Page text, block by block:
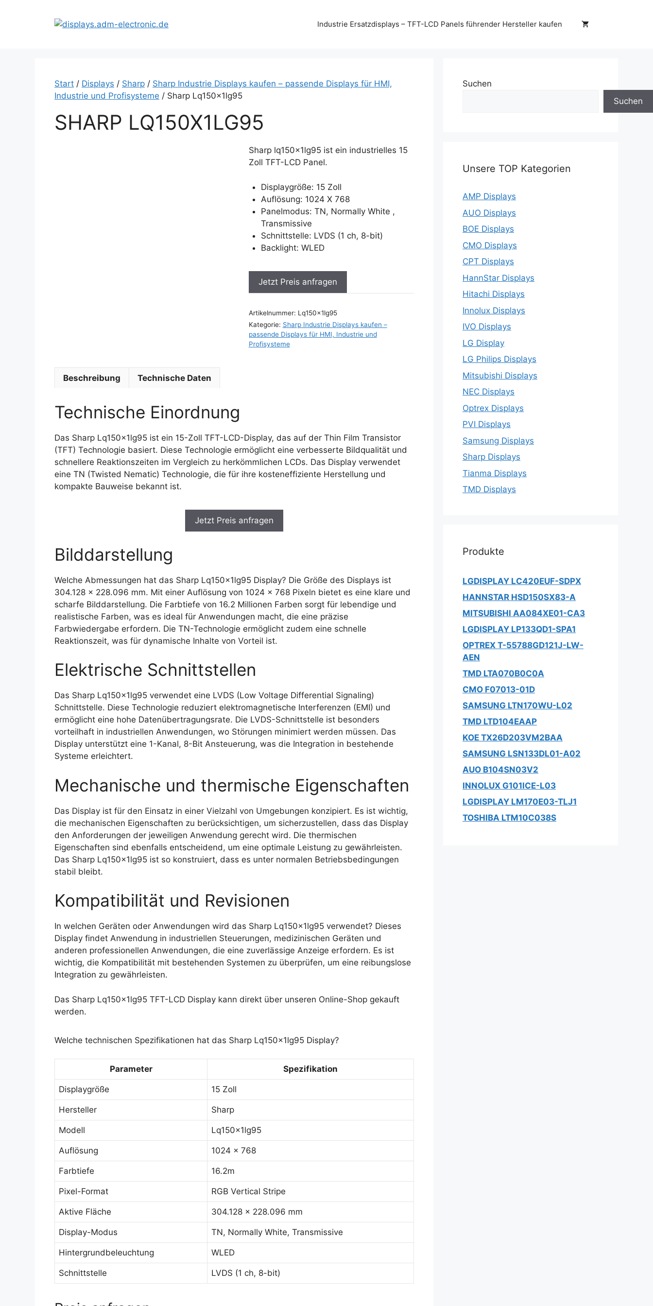
Industrie Ersatzdisplays – TFT-LCD Panels führender Hersteller kaufen
Start / Displays / Sharp / Sharp Industrie Displays kaufen – passende Displays für HMI,
Industrie und Profisysteme / Sharp Lq150x1lg95
SHARP LQ150X1LG95
Sharp lq150x1lg95 ist ein industrielles 15
Zoll TFT-LCD Panel.
Displaygröße: 15 Zoll
Auflösung: 1024 X 768
Panelmodus: TN, Normally White ,
Transmissive
Schnittstelle: LVDS (1 ch, 8-bit)
Backlight: WLED
Jetzt Preis anfragen
Artikelnummer: Lq150x1lg95
Kategorie: Sharp Industrie Displays kaufen –
passende Displays für HMI, Industrie und
Profisysteme
Beschreibung Technische Daten
Technische Einordnung
Das Sharp Lq150x1lg95 ist ein 15-Zoll TFT-LCD-Display, das auf der Thin Film Transistor
(TFT) Technologie basiert. Diese Technologie ermöglicht eine verbesserte Bildqualität und
schnellere Reaktionszeiten im Vergleich zu herkömmlichen LCDs. Das Display verwendet
eine TN (Twisted Nematic) Technologie, die für ihre kosteneffiziente Herstellung und
kompakte Bauweise bekannt ist.
Jetzt Preis anfragen
Bilddarstellung
Welche Abmessungen hat das Sharp Lq150x1lg95 Display? Die Größe des Displays ist
304.128 x 228.096 mm. Mit einer Auflösung von 1024 x 768 Pixeln bietet es eine klare und
scharfe Bilddarstellung. Die Farbtiefe von 16.2 Millionen Farben sorgt für lebendige und
realistische Farben, was es ideal für Anwendungen macht, die eine präzise
Farbwiedergabe erfordern. Die TN-Technologie ermöglicht zudem eine schnelle
Reaktionszeit, was für dynamische Inhalte von Vorteil ist.
Elektrische Schnittstellen
Das Sharp Lq150x1lg95 verwendet eine LVDS (Low Voltage Differential Signaling)
Schnittstelle. Diese Technologie reduziert elektromagnetische Interferenzen (EMI) und
ermöglicht eine hohe Datenübertragungsrate. Die LVDS-Schnittstelle ist besonders
vorteilhaft in industriellen Anwendungen, wo Störungen minimiert werden müssen. Das
Display unterstützt eine 1-Kanal, 8-Bit Ansteuerung, was die Integration in bestehende
Systeme erleichtert.
Mechanische und thermische Eigenschaften
Das Display ist für den Einsatz in einer Vielzahl von Umgebungen konzipiert. Es ist wichtig,
die mechanischen Eigenschaften zu berücksichtigen, um sicherzustellen, dass das Display
den Anforderungen der jeweiligen Anwendung gerecht wird. Die thermischen
Eigenschaften sind ebenfalls entscheidend, um eine optimale Leistung zu gewährleisten.
Das Sharp Lq150x1lg95 ist so konstruiert, dass es unter normalen Betriebsbedingungen
stabil bleibt.
Kompatibilität und Revisionen
In welchen Geräten oder Anwendungen wird das Sharp Lq150x1lg95 verwendet? Dieses
Display findet Anwendung in industriellen Steuerungen, medizinischen Geräten und
anderen professionellen Anwendungen, die eine zuverlässige Anzeige erfordern. Es ist
wichtig, die Kompatibilität mit bestehenden Systemen zu überprüfen, um eine reibungslose
Integration zu gewährleisten.
Das Sharp Lq150x1lg95 TFT-LCD Display kann direkt über unseren Online-Shop gekauft
werden.
Welche technischen Spezifikationen hat das Sharp Lq150x1lg95 Display?
Parameter Spezifikation
Displaygröße 15 Zoll
Hersteller Sharp
Modell Lq150x1lg95
Auflösung 1024 x 768
Farbtiefe 16.2m
Pixel-Format RGB Vertical Stripe
Aktive Fläche 304.128 x 228.096 mm
Display-Modus TN, Normally White, Transmissive
Hintergrundbeleuchtung WLED
Schnittstelle LVDS (1 ch, 8-bit)
Suchen
Suchen
Unsere TOP Kategorien
AMP Displays
AUO Displays
BOE Displays
CMO Displays
CPT Displays
HannStar Displays
Hitachi Displays
Innolux Displays
IVO Displays
LG Display
LG Philips Displays
Mitsubishi Displays
NEC Displays
Optrex Displays
PVI Displays
Samsung Displays
Sharp Displays
Tianma Displays
TMD Displays
Produkte
LGDISPLAY LC420EUF-SDPX
HANNSTAR HSD150SX83-A
MITSUBISHI AA084XE01-CA3
LGDISPLAY LP133QD1-SPA1
OPTREX T-55788GD121J-LW-
AEN
TMD LTA070B0C0A
CMO F07013-01D
SAMSUNG LTN170WU-L02
TMD LTD104EAAP
KOE TX26D203VM2BAA
SAMSUNG LSN133DL01-A02
AUO B104SN03V2
INNOLUX G101ICE-L03
LGDISPLAY LM170E03-TLJ1
TOSHIBA LTM10C038S